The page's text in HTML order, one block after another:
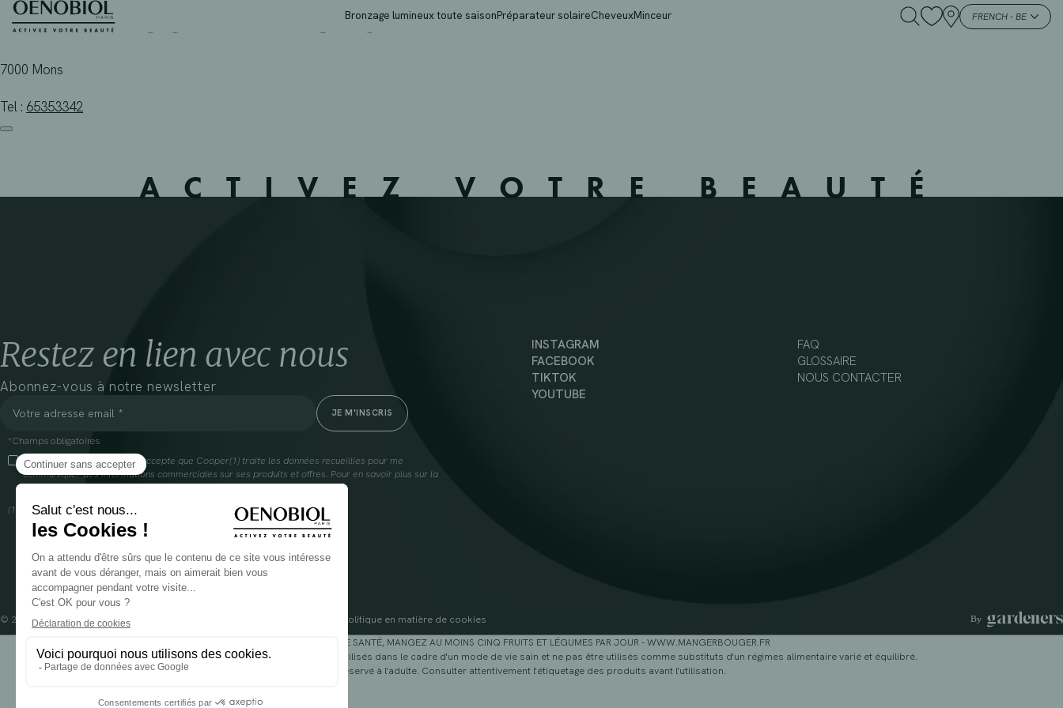
Skip
Bronzage lumineux toute saisonPréparateur solaireCheveuxMinceur FRENCH - BE
PHARMACODEL – MONS – 535301
7000 Mons
Tel : 65353342
ACTIVEZ VOTRE BEAUTÉ
Restez en lien avec nous
Abonnez-vous à notre newsletter
*Champs obligatoires
En cliquant sur cette case, j’accepte que Cooper(1) traite les données recueillies pour me
communiquer des informations commerciales sur ses produits et offres. Pour en savoir plus sur la
gestion de vos données et vos droits, rendez-vousici
(1) Coopération pharmaceutique Française, RCS Melun 399 227 636
INSTAGRAM
FACEBOOK
TIKTOK
YOUTUBE
FAQ
GLOSSAIRE
NOUS CONTACTER
© 2024 OENOBIOL PARISMentions légales
Politique en matière de cookies
POUR VOTRE SANTÉ, MANGEZ AU MOINS CINQ FRUITS ET LÉGUMES PAR JOUR - WWW.MANGERBOUGER.FR
Les complément alimentaires doivent être utilisés dans le cadre d'un mode de vie sain et ne pas être utilisés comme substituts d'un régimes alimentaire varié et équilibré.
Réservé à l'adulte. Consulter attentivement l'étiquetage des produits avant l'utilisation.